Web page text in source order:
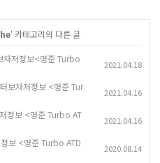
' 카테고리의 다른 글
차저정보<명준 Turbo
2021.04.18
보차저정보 <명준 Tur
2021.04.16
정보 <명준 Turbo AT
2021.04.16
보 <명준 Turbo ATD
2020.08.14